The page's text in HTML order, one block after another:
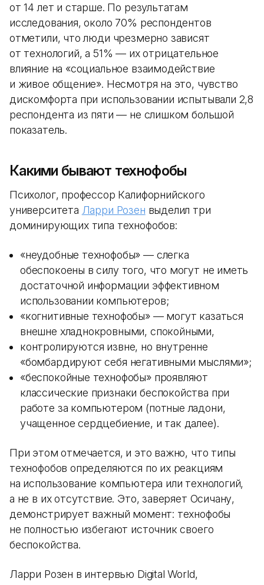
от 14 лет и старше. По результатам
исследования, около 70% респондентов
отметили, что люди чрезмерно зависят
от технологий, а 51% — их отрицательное
влияние на «социальное взаимодействие
и живое общение». Несмотря на это, чувство
дискомфорта при использовании испытывали 2,8
респондента из пяти — не слишком большой
показатель.
Какими бывают технофобы
Психолог, профессор Калифорнийского
университета Ларри Розен выделил три
доминирующих типа технофобов:
«неудобные технофобы» — слегка
обеспокоены в силу того, что могут не иметь
достаточной информации эффективном
использовании компьютеров;
«когнитивные технофобы» — могут казаться
внешне хладнокровными, спокойными,
контролируются извне, но внутренне
«бомбардируют себя негативными мыслями»;
«беспокойные технофобы» проявляют
классические признаки беспокойства при
работе за компьютером (потные ладони,
учащенное сердцебиение, и так далее).
При этом отмечается, и это важно, что типы
технофобов определяются по их реакциям
на использование компьютера или технологий,
а не в их отсутствие. Это, заверяет Осичану,
демонстрирует важный момент: технофобы
не полностью избегают источник своего
беспокойства.
Ларри Розен в интервью Digital World,